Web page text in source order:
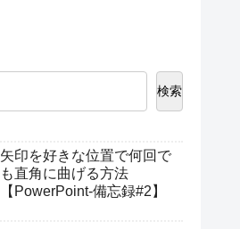
検索
矢印を好きな位置で何回で
も直角に曲げる方法
【PowerPoint-備忘録#2】